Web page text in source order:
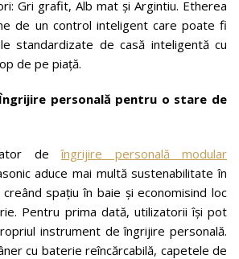
Gri grafit, Alb mat și Argintiu. Etherea
de un control inteligent care poate fi
standardizate de casă inteligentă cu
de pe piață.
personală pentru o stare de
deîngrijire personală modular
aduce mai multă sustenabilitate în
spațiu în baie și economisind loc
Pentru prima dată, utilizatorii își pot
instrument de îngrijire personală.
cu baterie reîncărcabilă, capetele de